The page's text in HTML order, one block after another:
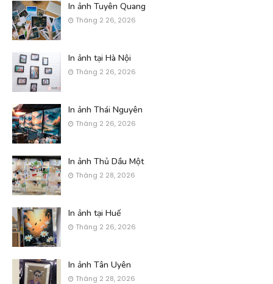
In ảnh Tuyên Quang
Tháng 2 26, 2026
In ảnh tại Hà Nội
Tháng 2 26, 2026
In ảnh Thái Nguyên
Tháng 2 26, 2026
In ảnh Thủ Dầu Một
Tháng 2 28, 2026
In ảnh tại Huế
Tháng 2 26, 2026
In ảnh Tân Uyên
Tháng 2 28, 2026